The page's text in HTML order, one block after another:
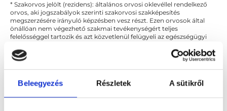
Beleegyezés Részletek A sütikről
* Szakorvos jelölt (rezidens): általános orvosi oklevéllel rendelkező
orvos, aki jogszabályok szerinti szakorvosi szakképesítés
megszerzésére irányuló képzésben vesz részt. Ezen orvosok által
önállóan nem végezhető szakmai tevékenységért teljes
felelősséggel tartozik és azt közvetlenül felügyeli az egészségügyi
szakorvosjelölt önállóan láthat el feladatokat. A foglaljorvost.hu
felelősségét kizárja esetleges névazonosságért bármely szakorvos
és szakorvosjelölt esetén.